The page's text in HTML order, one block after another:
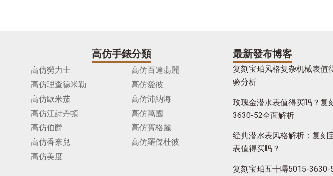
高仿手錶分類
高仿勞力士
高仿百達翡麗
高仿理查德米勒
高仿愛彼
高仿歐米茄
高仿沛納海
高仿江詩丹頓
高仿萬國
高仿伯爵
高仿寶格麗
高仿香奈兒
高仿羅傑杜彼
高仿美度
最新發布博客
复刻宝珀风格复杂机械表值
验分析
玫瑰金潜水表值得买吗？复
3630-52全面解析
经典潜水表风格解析：复刻
表值得买吗？
复刻宝珀五十噚5015-3630-